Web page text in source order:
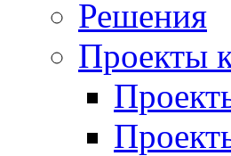
Решения
Проекты